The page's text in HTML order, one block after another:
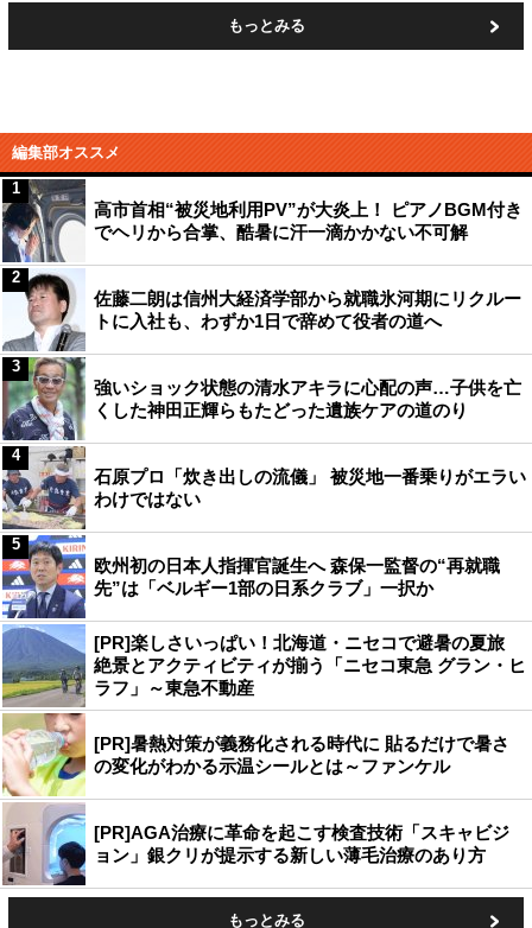
もっとみる
編集部オススメ
高市首相“被災地利用PV”が大炎上！ ピアノBGM付き
でヘリから合掌、酷暑に汗一滴かかない不可解
1
佐藤二朗は信州大経済学部から就職氷河期にリクルー
トに入社も、わずか1日で辞めて役者の道へ
2
強いショック状態の清水アキラに心配の声…子供を亡
くした神田正輝らもたどった遺族ケアの道のり
3
石原プロ「炊き出しの流儀」 被災地一番乗りがエラい
わけではない
4
欧州初の日本人指揮官誕生へ 森保一監督の“再就職
先”は「ベルギー1部の日系クラブ」一択か
5
[PR]楽しさいっぱい！北海道・ニセコで避暑の夏旅
絶景とアクティビティが揃う「ニセコ東急 グラン・ヒ
ラフ」～東急不動産
[PR]暑熱対策が義務化される時代に 貼るだけで暑さ
の変化がわかる示温シールとは～ファンケル
[PR]AGA治療に革命を起こす検査技術「スキャビジ
ョン」銀クリが提示する新しい薄毛治療のあり方
もっとみる